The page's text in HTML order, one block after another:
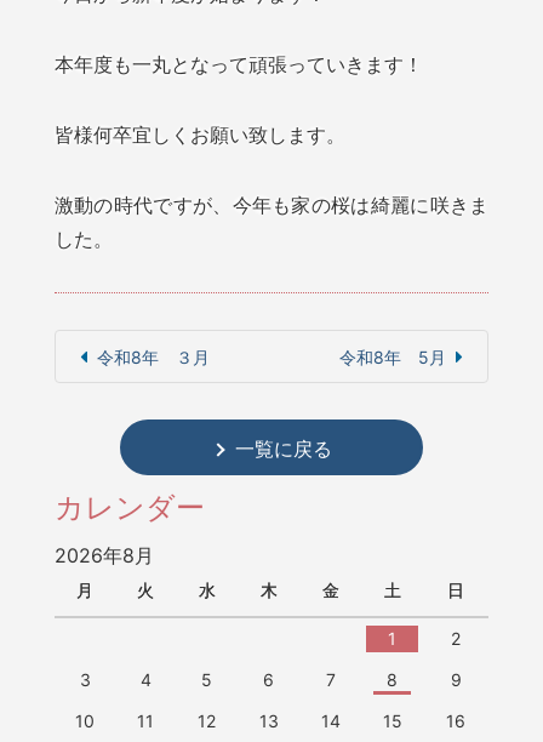
本年度も一丸となって頑張っていきます！
皆様何卒宜しくお願い致します。
激動の時代ですが、今年も家の桜は綺麗に咲きま
した。
令和8年 ３月 令和8年 5月
一覧に戻る
カレンダー
2026年8月
月 火 水 木 金 土 日
1
2
3
4 5 6 7 8
9
10
11 12 13 14 15
16